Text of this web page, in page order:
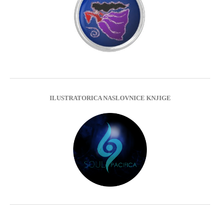
ILUSTRATORICA NASLOVNICE KNJIGE